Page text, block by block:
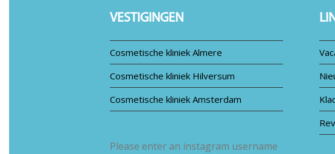
VESTIGINGEN
Cosmetische kliniek Almere
Cosmetische kliniek Hilversum
Cosmetische kliniek Amsterdam
Please enter an instagram username